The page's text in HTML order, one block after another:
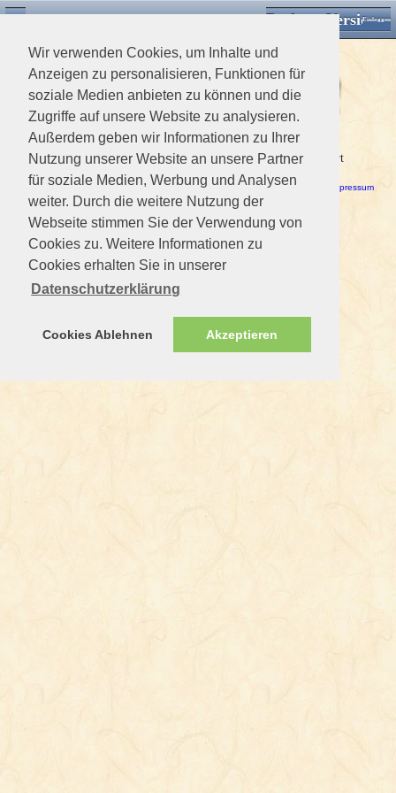
Wir verwenden Cookies, um Inhalte und
Anzeigen zu personalisieren, Funktionen für
soziale Medien anbieten zu können und die
Zugriffe auf unsere Website zu analysieren.
Außerdem geben wir Informationen zu Ihrer
Nutzung unserer Website an unsere Partner
für soziale Medien, Werbung und Analysen
weiter. Durch die weitere Nutzung der
Webseite stimmen Sie der Verwendung von
Cookies zu. Weitere Informationen zu
Cookies erhalten Sie in unserer
Datenschutzerklärung
Cookies Ablehnen Akzeptieren
Desktop VersionEinloggen
Ein Fehler ist aufgetreten!
Dieses Mitglied ist nicht vorhanden. Das Profil kann nicht editiert
werden.
Haftungsausschluss / Nutzungsbedingungen-Datenschutzerklärung Impressum